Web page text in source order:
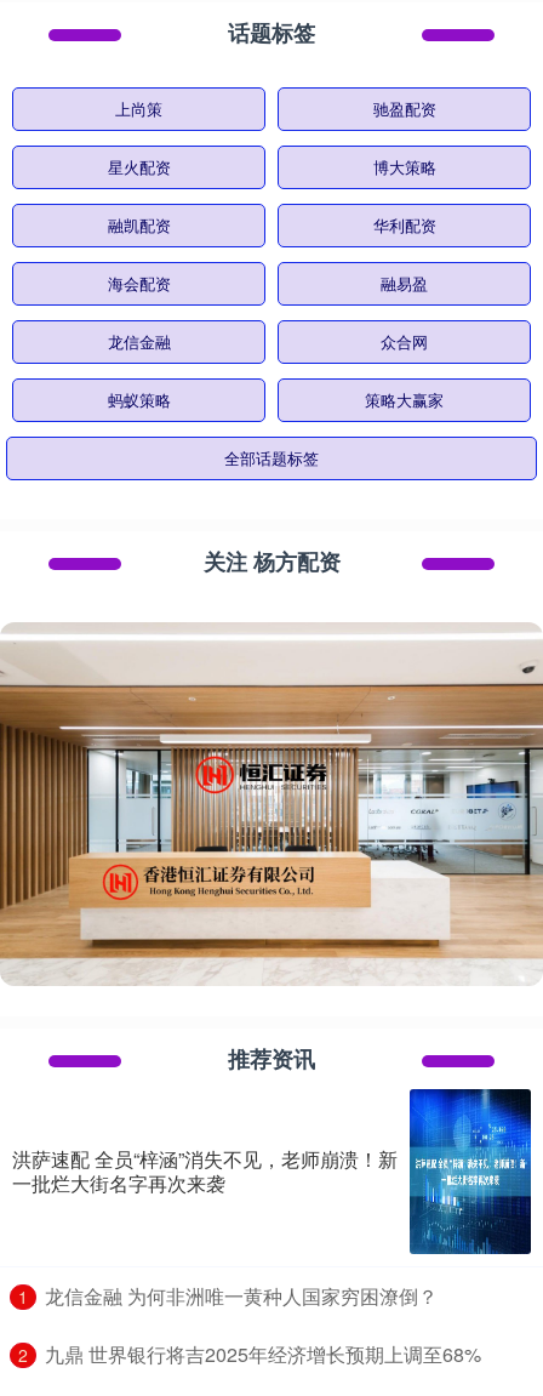
话题标签
上尚策 驰盈配资
星火配资 博大策略
融凯配资 华利配资
海会配资 融易盈
龙信金融 众合网
蚂蚁策略 策略大赢家
全部话题标签
关注 杨方配资
推荐资讯
洪萨速配 全员“梓涵”消失不见，老师崩溃！新
一批烂大街名字再次来袭
1 ​龙信金融 为何非洲唯一黄种人国家穷困潦倒？
2 ​九鼎 世界银行将吉2025年经济增长预期上调至68%